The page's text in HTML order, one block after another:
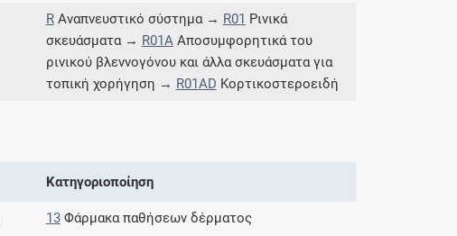
Μοιραζόμαστε μαζί σας γεγονότα της
πορείας του Galinos.gr από το 2011 μέχρι
σήμερα
RΑναπνευστικό σύστημα → R01 Ρινικά
σκευάσματα → R01AΑποσυμφορητικά του
ρινικού βλεννογόνου και άλλα σκευάσματα για
τοπική χορήγηση → R01AD Κορτικοστεροειδή
Κατηγοριοποίηση
13Φάρμακα παθήσεων δέρματος